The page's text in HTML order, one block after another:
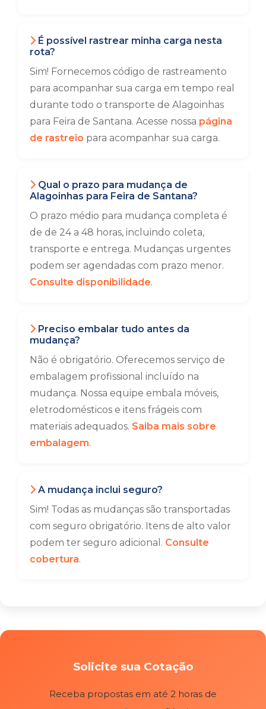
É possível rastrear minha carga nesta
rota?
Sim! Fornecemos código de rastreamento
para acompanhar sua carga em tempo real
durante todo o transporte de Alagoinhas
para Feira de Santana. Acesse nossa página
de rastreio para acompanhar sua carga.
Qual o prazo para mudança de
Alagoinhas para Feira de Santana?
O prazo médio para mudança completa é
de de 24 a 48 horas, incluindo coleta,
transporte e entrega. Mudanças urgentes
podem ser agendadas com prazo menor.
Consulte disponibilidade.
Preciso embalar tudo antes da
mudança?
Não é obrigatório. Oferecemos serviço de
embalagem profissional incluído na
mudança. Nossa equipe embala móveis,
eletrodomésticos e itens frágeis com
materiais adequados. Saiba mais sobre
embalagem.
A mudança inclui seguro?
Sim! Todas as mudanças são transportadas
com seguro obrigatório. Itens de alto valor
podem ter seguro adicional. Consulte
cobertura.
Solicite sua Cotação
Receba propostas em até 2 horas de